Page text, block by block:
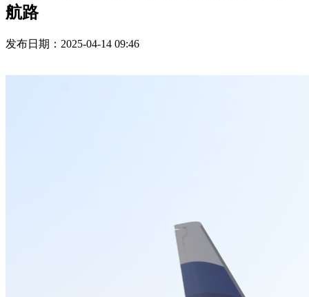
航路
发布日期：2025-04-14 09:46